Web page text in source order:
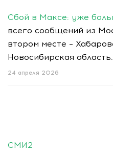
Сбой в Максе: уже
всего сообщений из
втором месте –
Новосибирская область.
24 апреля 2026
СМИ2